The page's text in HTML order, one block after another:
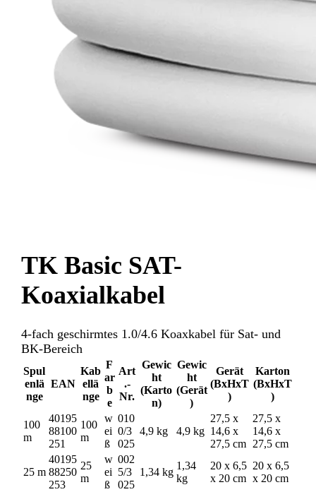
TK Basic SAT-
Koaxialkabel
4-fach geschirmtes 1.0/4.6 Koaxkabel für Sat- und
BK-Bereich
Spul
enlä
nge
EAN
Kab
ellä
nge
F
ar
b
e
Art
.-
Nr.
Gewic
ht
(Karto
n)
Gewic
ht
(Gerät
)
Gerät
(BxHxT
)
Karton
(BxHxT
)
100
m
40195
88100
251
100
m
w
ei
ß
010
0/3
025
4,9 kg 4,9 kg
27,5 x
14,6 x
27,5 cm
27,5 x
14,6 x
27,5 cm
25 m
40195
88250
253
25
m
w
ei
ß
002
5/3
025
1,34 kg
1,34
kg
20 x 6,5
x 20 cm
20 x 6,5
x 20 cm